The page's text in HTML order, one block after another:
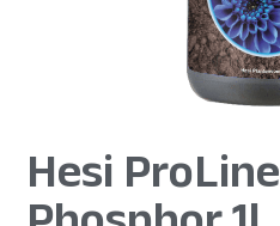
Hesi ProLine